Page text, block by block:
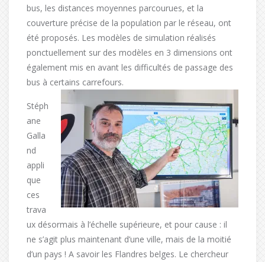
bus, les distances moyennes parcourues, et la
couverture précise de la population par le réseau, ont
été proposés. Les modèles de simulation réalisés
ponctuellement sur des modèles en 3 dimensions ont
également mis en avant les difficultés de passage des
bus à certains carrefours.
Stéph
ane
Galla
nd
appli
que
ces
trava
ux désormais à l’échelle supérieure, et pour cause : il
ne s’agit plus maintenant d’une ville, mais de la moitié
d’un pays ! A savoir les Flandres belges. Le chercheur